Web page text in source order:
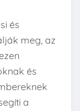
és
meg, az
és
a